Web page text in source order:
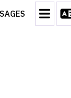
CGU